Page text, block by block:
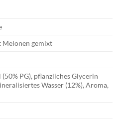
gemixt
PG), pflanzliches Glycerin
Wasser (12%), Aroma,